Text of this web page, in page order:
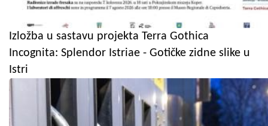
Izložba u sastavu projekta Terra Gothica
Incognita: Splendor Istriae - Gotičke zidne slike u
Istri